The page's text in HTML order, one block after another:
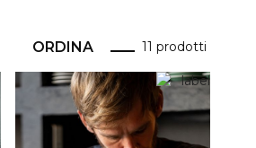
ORDINA 11 prodotti